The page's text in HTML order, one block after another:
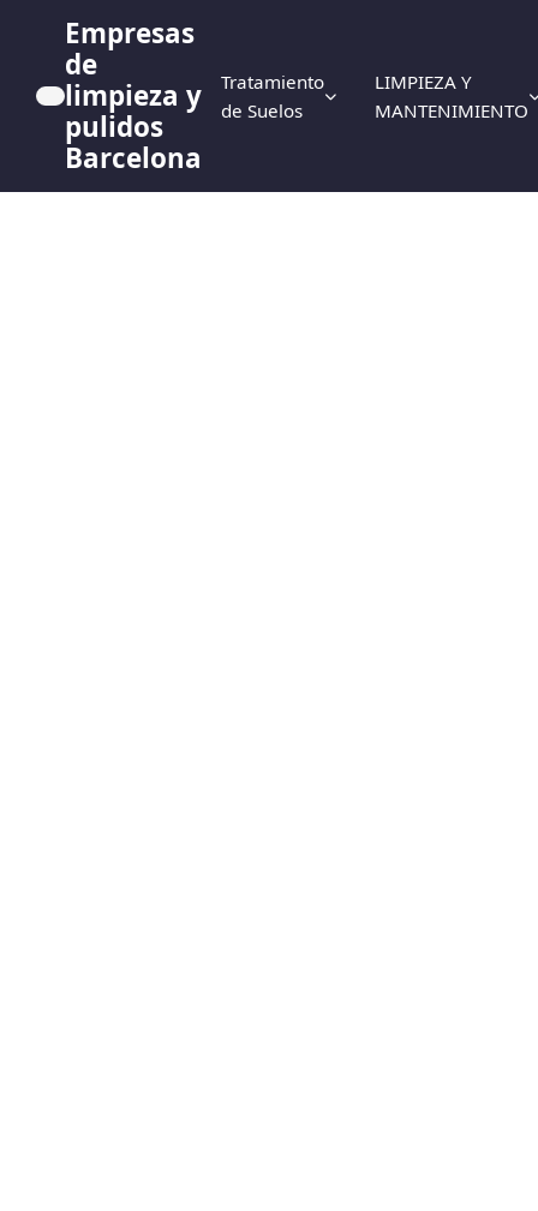
Empresas
de
limpieza y
pulidos
Barcelona
Tratamiento
de Suelos
LIMPIEZA Y
MANTENIMIENTO